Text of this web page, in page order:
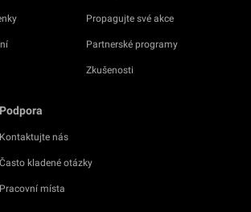
Propagujte své akce
Partnerské programy
Zkušenosti
Podpora
Kontaktujte nás
Často kladené otázky
Pracovní místa